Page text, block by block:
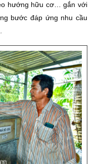
hướng hữu cơ… gắn với
bước đáp ứng nhu cầu